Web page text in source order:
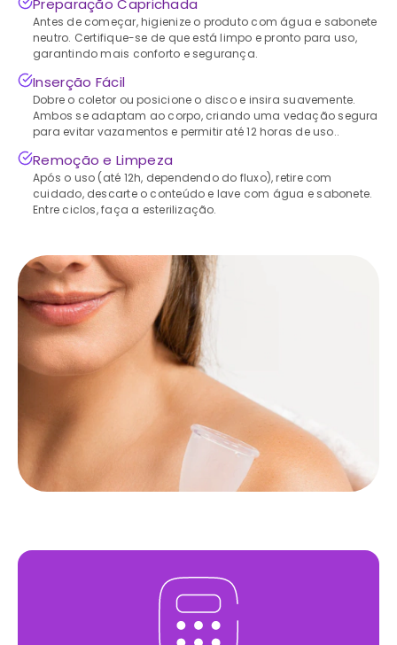
Preparação Caprichada
Antes de começar, higienize o produto com água e sabonete
neutro. Certifique-se de que está limpo e pronto para uso,
garantindo mais conforto e segurança.
Inserção Fácil
Dobre o coletor ou posicione o disco e insira suavemente.
Ambos se adaptam ao corpo, criando uma vedação segura
para evitar vazamentos e permitir até 12 horas de uso..
Remoção e Limpeza
Após o uso (até 12h, dependendo do fluxo), retire com
cuidado, descarte o conteúdo e lave com água e sabonete.
Entre ciclos, faça a esterilização.